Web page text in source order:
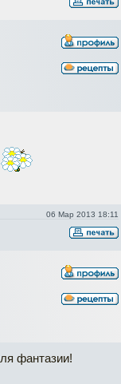
06 Мар 2013 18:11
фантазии!